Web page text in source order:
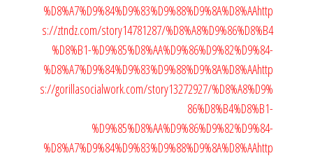
%D8%A7%D9%84%D9%83%D9%88%D9%8A%D8%AAhttp
s://ztndz.com/story14781287/%D8%A8%D9%86%D8%B4
%D8%B1-%D9%85%D8%AA%D9%86%D9%82%D9%84-
%D8%A7%D9%84%D9%83%D9%88%D9%8A%D8%AAhttp
s://gorillasocialwork.com/story13272927/%D8%A8%D9%
86%D8%B4%D8%B1-
%D9%85%D8%AA%D9%86%D9%82%D9%84-
%D8%A7%D9%84%D9%83%D9%88%D9%8A%D8%AAhttp